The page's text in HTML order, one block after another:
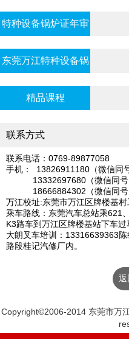
特种设备锅炉证年审
东莞万江特种设备锅
炉证年审
精品课程
联系方式
联系电话：0769-89877058
手机： 13826911180（微信同
13332697680（微信同号
18666884302（微信同号
万江校址:东莞市万江区牌楼基
乘车路线：东莞汽车总站乘621
K3路车到万江区牌楼基站下车过
大朗叉车培训：13316639363
路段桂记汽修厂内。
返
Copyright©2006-2014 东莞市万